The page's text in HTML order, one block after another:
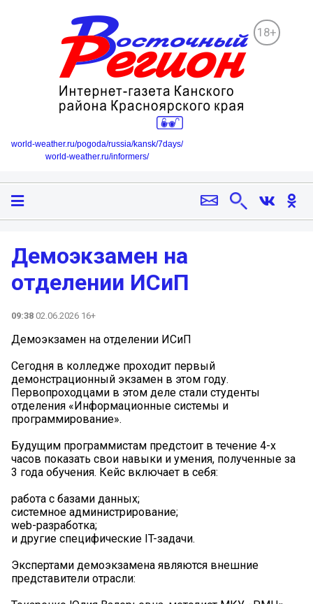
18+
world-weather.ru/pogoda/russia/kansk/7days/
world-weather.ru/informers/
Демоэкзамен на
отделении ИСиП
09:38 02.06.2026 16+
Демоэкзамен на отделении ИСиП
Сегодня в колледже проходит первый
демонстрационный экзамен в этом году.
Первопроходцами в этом деле стали студенты
отделения «Информационные системы и
программирование».
Будущим программистам предстоит в течение 4-х
часов показать свои навыки и умения, полученные за
3 года обучения. Кейс включает в себя:
работа с базами данных;
системное администрирование;
web-разработка;
и другие специфические IT-задачи.
Экспертами демоэкзамена являются внешние
представители отрасли: